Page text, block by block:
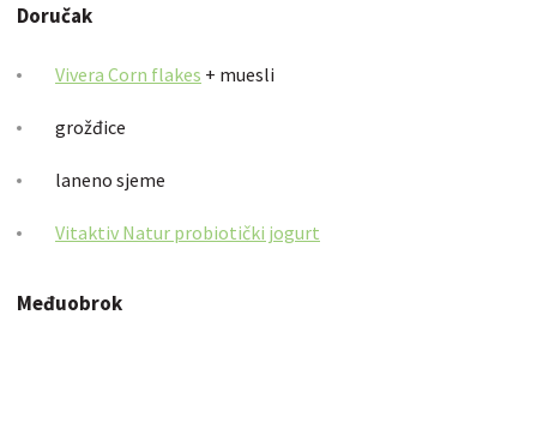
Doručak
Vivera Corn flakes + muesli
grožđice
laneno sjeme
Vitaktiv Natur probiotički jogurt
Međuobrok